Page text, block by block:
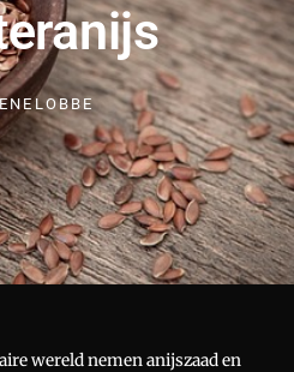
wereld nemen anijszaad en